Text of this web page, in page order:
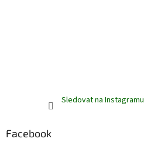
Sledovat na Instagramu
Facebook